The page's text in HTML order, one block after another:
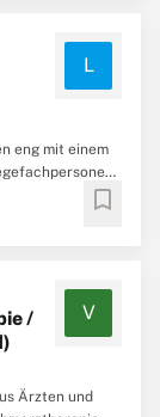
L
eng mit einem
bookmark
/
V
Ärzten und